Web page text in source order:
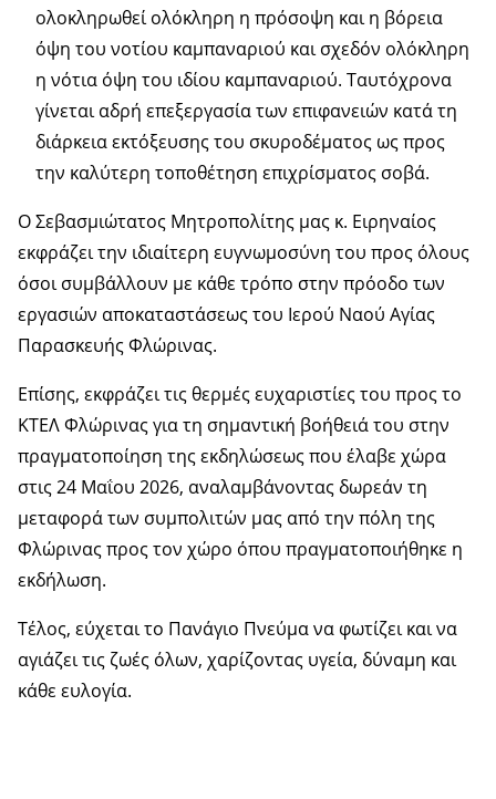
ολοκληρωθεί ολόκληρη η πρόσοψη και η βόρεια
όψη του νοτίου καμπαναριού και σχεδόν ολόκληρη
η νότια όψη του ιδίου καμπαναριού. Ταυτόχρονα
γίνεται αδρή επεξεργασία των επιφανειών κατά τη
διάρκεια εκτόξευσης του σκυροδέματος ως προς
την καλύτερη τοποθέτηση επιχρίσματος σοβά.
Ο Σεβασμιώτατος Μητροπολίτης μας κ. Ειρηναίος
εκφράζει την ιδιαίτερη ευγνωμοσύνη του προς όλους
όσοι συμβάλλουν με κάθε τρόπο στην πρόοδο των
εργασιών αποκαταστάσεως του Ιερού Ναού Αγίας
Παρασκευής Φλώρινας.
Επίσης, εκφράζει τις θερμές ευχαριστίες του προς το
ΚΤΕΛ Φλώρινας για τη σημαντική βοήθειά του στην
πραγματοποίηση της εκδηλώσεως που έλαβε χώρα
στις 24 Μαΐου 2026, αναλαμβάνοντας δωρεάν τη
μεταφορά των συμπολιτών μας από την πόλη της
Φλώρινας προς τον χώρο όπου πραγματοποιήθηκε η
εκδήλωση.
Τέλος, εύχεται το Πανάγιο Πνεύμα να φωτίζει και να
αγιάζει τις ζωές όλων, χαρίζοντας υγεία, δύναμη και
κάθε ευλογία.